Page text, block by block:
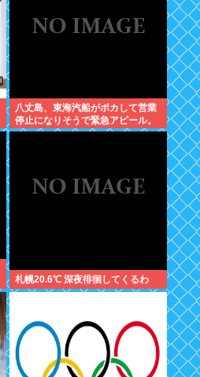
八丈島、東海汽船がポカして営業
停止になりそうで緊急アピール。
生活物資が届かなくなるかも。ア
札幌20.6℃ 深夜徘徊してくるわ